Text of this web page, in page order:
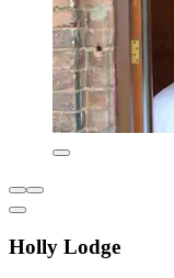
Holly Lodge